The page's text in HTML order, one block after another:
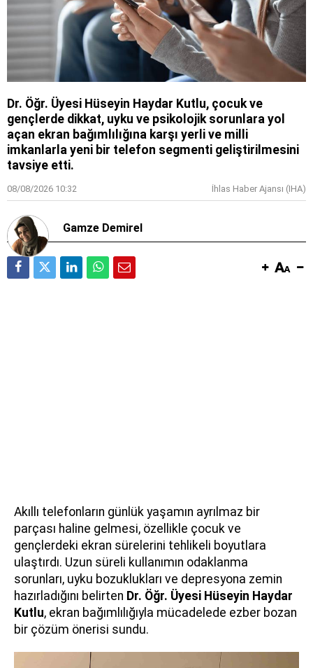
Dr. Öğr. Üyesi Hüseyin Haydar Kutlu, çocuk ve
gençlerde dikkat, uyku ve psikolojik sorunlara yol
açan ekran bağımlılığına karşı yerli ve milli
imkanlarla yeni bir telefon segmenti geliştirilmesini
tavsiye etti.
08/08/2026 10:32 İhlas Haber Ajansı (IHA)
Gamze Demirel
Akıllı telefonların günlük yaşamın ayrılmaz bir
parçası haline gelmesi, özellikle çocuk ve
gençlerdeki ekran sürelerini tehlikeli boyutlara
ulaştırdı. Uzun süreli kullanımın odaklanma
sorunları, uyku bozuklukları ve depresyona zemin
hazırladığını belirten Dr. Öğr. Üyesi Hüseyin Haydar
Kutlu, ekran bağımlılığıyla mücadelede ezber bozan
bir çözüm önerisi sundu.